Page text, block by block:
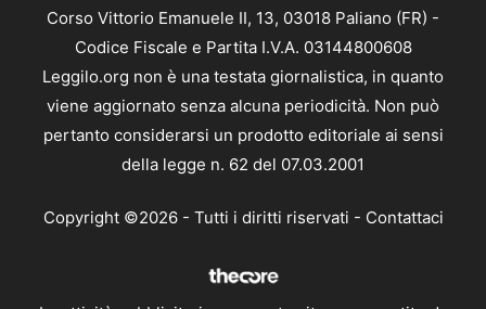
Corso Vittorio Emanuele II, 13, 03018 Paliano (FR) -
Codice Fiscale e Partita I.V.A. 03144800608
Leggilo.org non è una testata giornalistica, in quanto
viene aggiornato senza alcuna periodicità. Non può
pertanto considerarsi un prodotto editoriale ai sensi
della legge n. 62 del 07.03.2001
Copyright ©2026 - Tutti i diritti riservati - Contattaci